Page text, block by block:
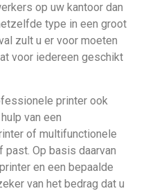
op uw kantoor dan
type in een groot
zult u er voor moeten
voor iedereen geschikt
printer ook
van een
of multifunctionele
Op basis daarvan
en een bepaalde
van het bedrag dat u